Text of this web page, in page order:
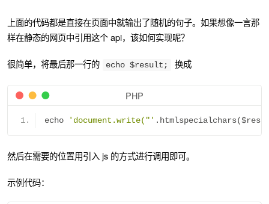
上面的代码都是直接在页面中就输出了随机的句子。如果想像一言那
样在静态的网页中引用这个 api，该如何实现呢？
很简单，将最后那一行的 echo $result; 换成
PHP
echo 'document.write("' . htmlspecialchars(
然后在需要的位置用引入 js 的方式进行调用即可。
示例代码：